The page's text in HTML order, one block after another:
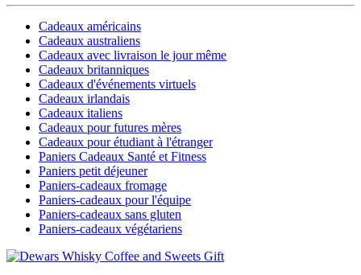
Cadeaux américains
Cadeaux australiens
Cadeaux avec livraison le jour même
Cadeaux britanniques
Cadeaux d'événements virtuels
Cadeaux irlandais
Cadeaux italiens
Cadeaux pour futures mères
Cadeaux pour étudiant à l'étranger
Paniers Cadeaux Santé et Fitness
Paniers petit déjeuner
Paniers-cadeaux fromage
Paniers-cadeaux pour l'équipe
Paniers-cadeaux sans gluten
Paniers-cadeaux végétariens